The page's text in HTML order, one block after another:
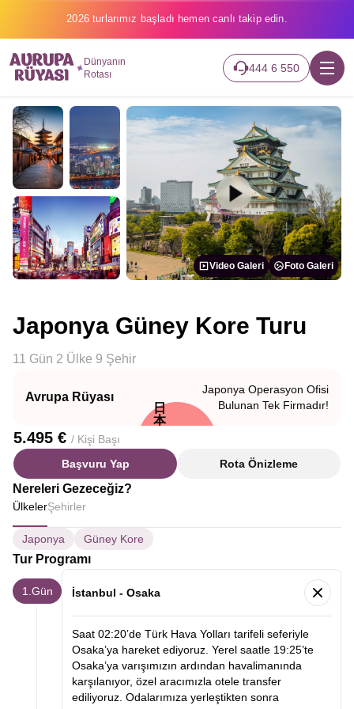
2026 turlarımız başladı hemen canlı takip edin.
Dünyanın
Rotası
444 6 550
Video Galeri Foto Galeri
Japonya Güney Kore Turu
11 Gün 2 Ülke 9 Şehir
Avrupa Rüyası
日
本
Japonya Operasyon Ofisi
Bulunan Tek Firmadır!
5.495 € / Kişi Başı
Başvuru Yap
Rota Önizleme
Nereleri Gezeceğiz?
ÜlkelerŞehirler
Japonya Güney Kore
Tur Programı
1.Gün İstanbul - Osaka
Saat 02:20’de Türk Hava Yolları tarifeli seferiyle
Osaka’ya hareket ediyoruz. Yerel saatle 19:25’te
Osaka’ya varışımızın ardından havalimanında
karşılanıyor, özel aracımızla otele transfer
ediliyoruz. Odalarımıza yerleştikten sonra